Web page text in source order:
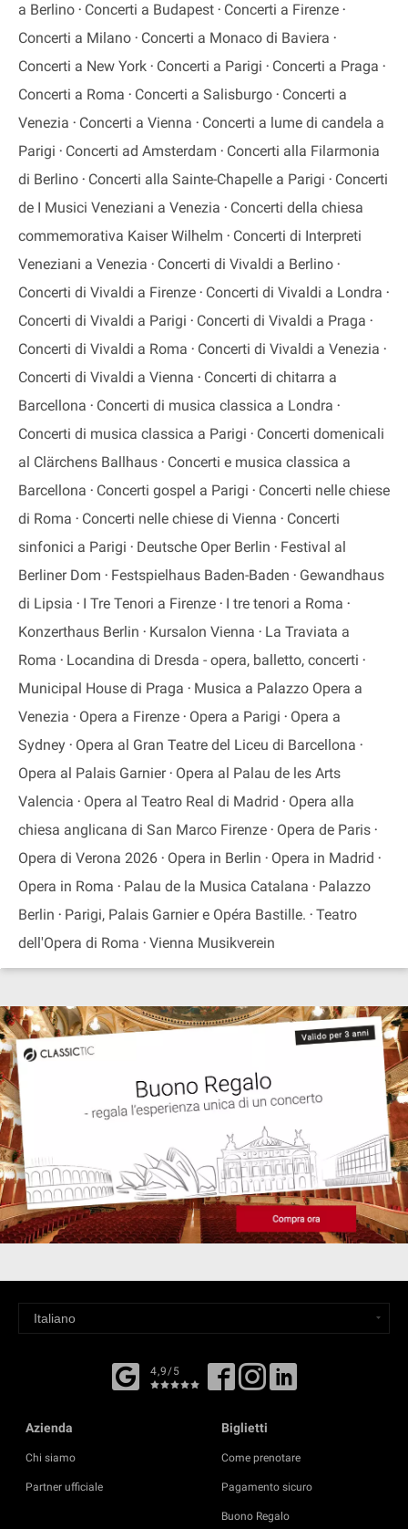
a Berlino
Concerti a Budapest
Concerti a Firenze
Concerti a Milano
Concerti a Monaco di Baviera
Concerti a New York
Concerti a Parigi
Concerti a Praga
Concerti a Roma
Concerti a Salisburgo
Concerti a
Venezia
Concerti a Vienna
Concerti a lume di candela a
Parigi
Concerti ad Amsterdam
Concerti alla Filarmonia
di Berlino
Concerti alla Sainte-Chapelle a Parigi
Concerti
de I Musici Veneziani a Venezia
Concerti della chiesa
commemorativa Kaiser Wilhelm
Concerti di Interpreti
Veneziani a Venezia
Concerti di Vivaldi a Berlino
Concerti di Vivaldi a Firenze
Concerti di Vivaldi a Londra
Concerti di Vivaldi a Parigi
Concerti di Vivaldi a Praga
Concerti di Vivaldi a Roma
Concerti di Vivaldi a Venezia
Concerti di Vivaldi a Vienna
Concerti di chitarra a
Barcellona
Concerti di musica classica a Londra
Concerti di musica classica a Parigi
Concerti domenicali
al Clärchens Ballhaus
Concerti e musica classica a
Barcellona
Concerti gospel a Parigi
Concerti nelle chiese
di Roma
Concerti nelle chiese di Vienna
Concerti
sinfonici a Parigi
Deutsche Oper Berlin
Festival al
Berliner Dom
Festspielhaus Baden-Baden
Gewandhaus
di Lipsia
I Tre Tenori a Firenze
I tre tenori a Roma
Konzerthaus Berlin
Kursalon Vienna
La Traviata a
Roma
Locandina di Dresda - opera, balletto, concerti
Municipal House di Praga
Musica a Palazzo Opera a
Venezia
Opera a Firenze Opera a Parigi
Opera a
Sydney
Opera al Gran Teatre del Liceu di Barcellona
Opera al Palais Garnier
Opera al Palau de les Arts
Valencia
Opera al Teatro Real di Madrid
Opera alla
chiesa anglicana di San Marco Firenze
Opera de Paris
Opera di Verona 2026
Opera in Berlin
Opera in Madrid
Opera in Roma
Palau de la Musica Catalana
Palazzo
Berlin
Parigi, Palais Garnier e Opéra Bastille.
Teatro
dell'Opera di Roma
Vienna Musikverein
4,9/5
Azienda
Chi siamo
Partner ufficiale
Biglietti
Come prenotare
Pagamento sicuro
Buono Regalo